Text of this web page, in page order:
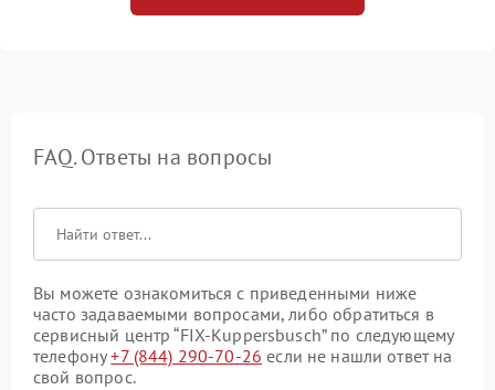
FAQ. Ответы на вопросы
Вы можете ознакомиться с приведенными ниже
часто задаваемыми вопросами, либо обратиться в
сервисный центр “FIX-Kuppersbusch” по следующему
телефону+7 (844) 290-70-26 если не нашли ответ на
свой вопрос.